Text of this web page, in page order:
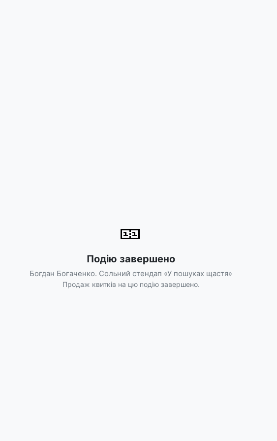
🎫
Подію завершено
Богдан Богаченко. Сольний стендап «У пошуках щастя»
Продаж квитків на цю подію завершено.